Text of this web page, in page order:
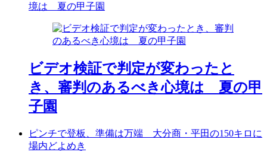
境は 夏の甲子園
ビデオ検証で判定が変わったと
き、審判のあるべき心境は 夏の甲
子園
ピンチで登板、準備は万端 大分商・平田の150キロに
場内どよめき